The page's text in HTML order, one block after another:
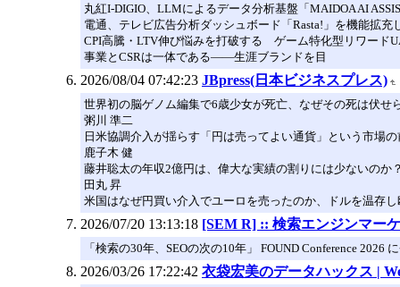
丸紅I-DIGIO、LLMによるデータ分析基盤「MAIDOA AI
電通、テレビ広告分析ダッシュボード「Rasta!」を機能拡充
CPI高騰・LTV伸び悩みを打破する ゲーム特化型リワード
事業とCSRは一体である――生涯ブランドを目
2026/08/04 07:42:23 JBpress(日本ビジネスプレス)
世界初の脳ゲノム編集で6歳少女が死亡、なぜその死は伏
粥川 準二
日米協調介入が揺らす「円は売ってよい通貨」という市場
鹿子木 健
藤井聡太の年収2億円は、偉大な実績の割りには少ないのか
田丸 昇
米国はなぜ円買い介入でユーロを売ったのか、ドルを温存
2026/07/20 13:13:18 [SEM R] :: 検索エンジンマー
「検索の30年、SEOの次の10年」 FOUND Conference 2026
2026/03/26 17:22:42 衣袋宏美のデータハックス |